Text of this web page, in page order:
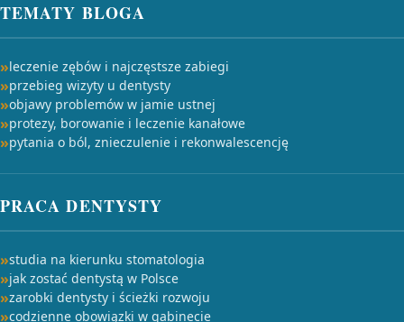
TEMATY BLOGA
leczenie zębów i najczęstsze zabiegi
przebieg wizyty u dentysty
objawy problemów w jamie ustnej
protezy, borowanie i leczenie kanałowe
pytania o ból, znieczulenie i rekonwalescencję
PRACA DENTYSTY
studia na kierunku stomatologia
jak zostać dentystą w Polsce
zarobki dentysty i ścieżki rozwoju
codzienne obowiązki w gabinecie